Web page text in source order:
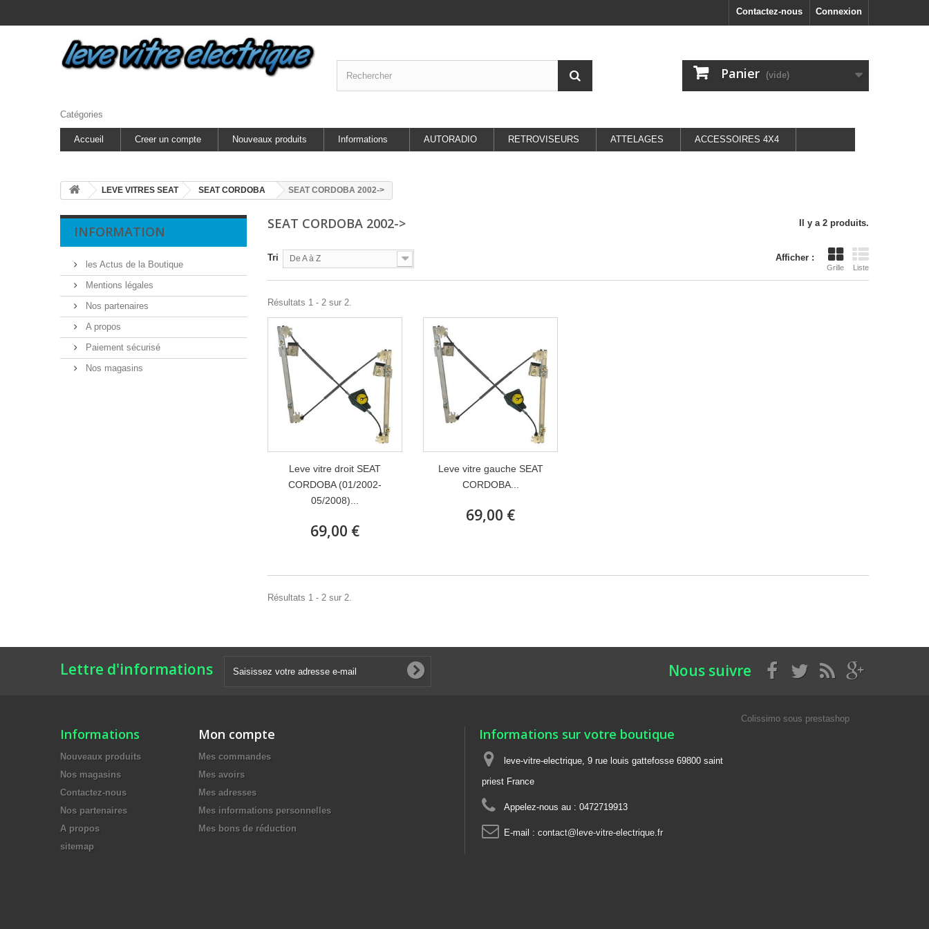
Connexion
Contactez-nous
Panier (vide)
Catégories
Accueil Creer un compte Nouveaux produits Informations AUTORADIO RETROVISEURS ATTELAGES ACCESSOIRES 4X4
LEVE VITRES SEAT SEAT CORDOBA SEAT CORDOBA 2002->
INFORMATION
les Actus de la Boutique
Mentions légales
Nos partenaires
A propos
Paiement sécurisé
Nos magasins
SEAT CORDOBA 2002-> Il y a 2 produits.
Afficher :
Grille Liste
Tri De A à Z
Résultats 1 - 2 sur 2.
Leve vitre droit SEAT
CORDOBA (01/2002-
05/2008)...
69,00 €
Leve vitre gauche SEAT
CORDOBA...
69,00 €
Résultats 1 - 2 sur 2.
Lettre d'informations Nous suivre
Informations
Nouveaux produits
Nos magasins
Contactez-nous
Nos partenaires
A propos
sitemap
Mon compte
Mes commandes
Mes avoirs
Mes adresses
Mes informations personnelles
Mes bons de réduction
Informations sur votre boutique
leve-vitre-electrique, 9 rue louis gattefosse 69800 saint
priest France
Appelez-nous au : 0472719913
E-mail : contact@leve-vitre-electrique.fr
Colissimo sous prestashop